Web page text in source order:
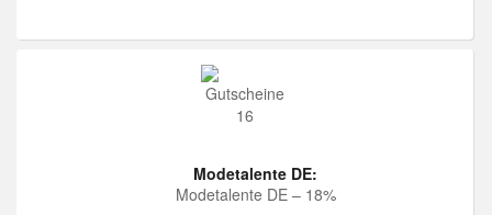
Modetalente DE:
Modetalente DE – 18%